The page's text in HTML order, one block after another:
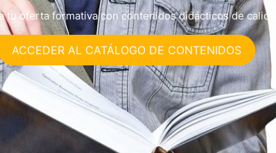
tu oferta formativa con contenidos didácticos de calidad
ACCEDER AL CATÁLOGO DE CONTENIDOS